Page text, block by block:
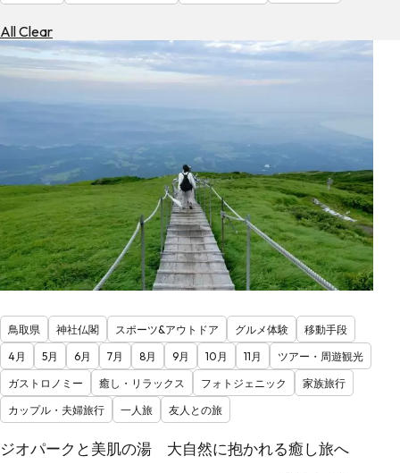
All Clear
鳥取県 神社仏閣 スポーツ&アウトドア グルメ体験
移動手段
4月
5月 6月 7月 8月 9月 10月 11月
ツアー・周遊観光
ガストロノミー
癒し・リラックス フォトジェニック
家族旅行
カップル・夫婦旅行
一人旅 友人との旅
ジオパークと美肌の湯 大自然に抱かれる癒し旅へ